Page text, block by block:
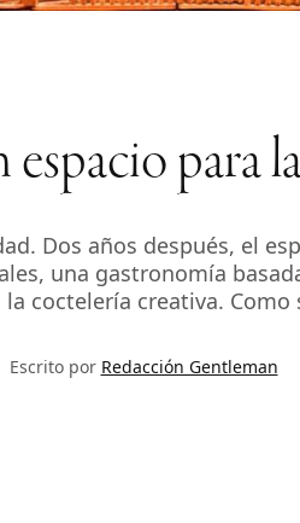
para
Dos años después, el
una gastronomía
la coctelería creativa.
Escrito por Redacción Gentleman